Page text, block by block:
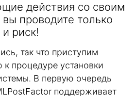
действия со своим
проводите только
риск!
так что приступим
к процедуре установки
В первую очередь
поддерживает